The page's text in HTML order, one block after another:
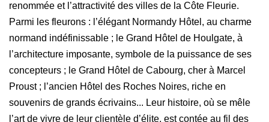
renommée et l’attractivité des villes de la Côte Fleurie.
Parmi les fleurons : l’élégant Normandy Hôtel, au charme
normand indéfinissable ; le Grand Hôtel de Houlgate, à
l’architecture imposante, symbole de la puissance de ses
concepteurs ; le Grand Hôtel de Cabourg, cher à Marcel
Proust ; l’ancien Hôtel des Roches Noires, riche en
souvenirs de grands écrivains... Leur histoire, où se mêle
l’art de vivre de leur clientèle d’élite, est contée au fil des